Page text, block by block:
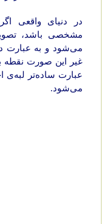
در دنیای واقعی
مشخصی باشد،
می‌شود و به عبارت
غیر این صورت نقطه
عبارت ساده‌تر لبه‌ی
می‌شود.